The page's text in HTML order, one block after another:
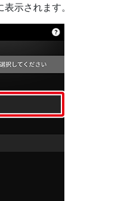
表示されます。